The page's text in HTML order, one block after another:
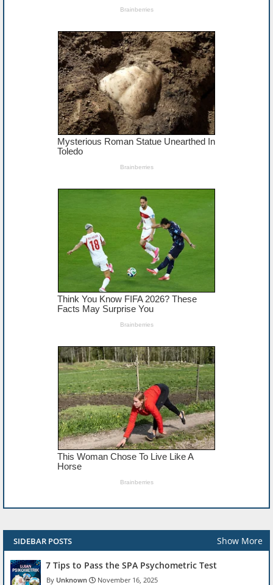
SIDEBAR POSTS Show More
7 Tips to Pass the SPA Psychometric Test
Unknown November 16, 2025